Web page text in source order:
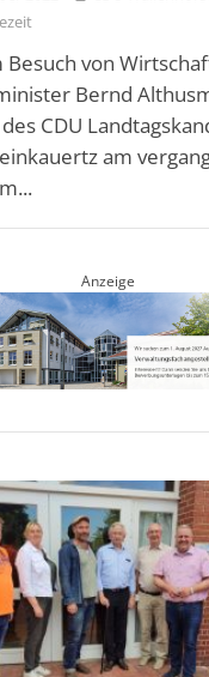
Besuch von
Bernd
CDU
am
Anzeige